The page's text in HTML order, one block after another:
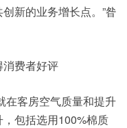
新的业务增长点。”昝
费者好评
客房空气质量和提升
包括选用100%棉质